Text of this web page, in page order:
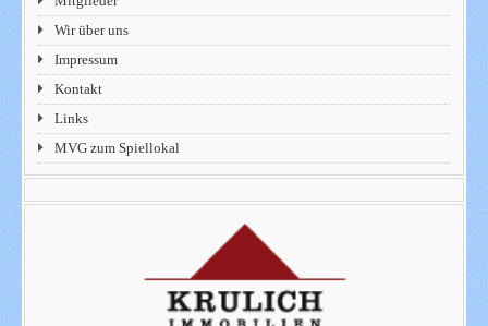
Wir über uns
Impressum
Kontakt
Links
MVG zum Spiellokal